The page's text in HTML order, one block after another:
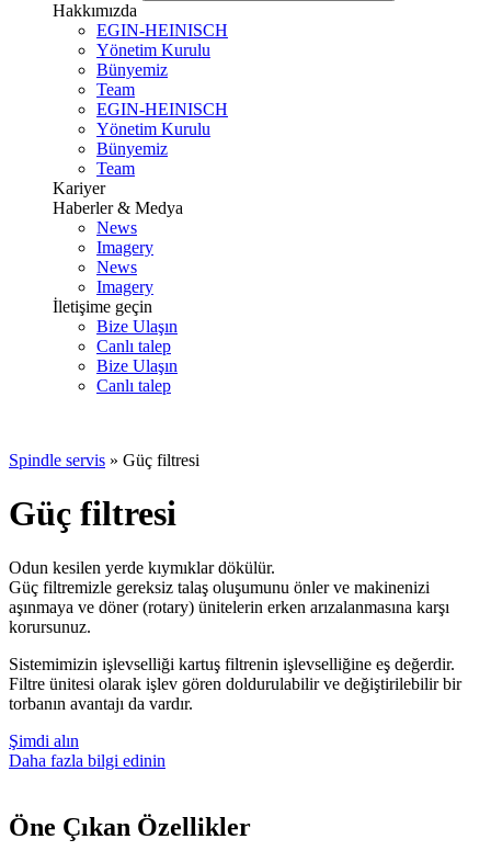
Hakkımızda
EGIN-HEINISCH
Yönetim Kurulu
Bünyemiz
Team
EGIN-HEINISCH
Yönetim Kurulu
Bünyemiz
Team
Kariyer
Haberler & Medya
News
Imagery
News
Imagery
İletişime geçin
Bize Ulaşın
Canlı talep
Bize Ulaşın
Canlı talep
Spindle servis » Güç filtresi
Güç filtresi
Odun kesilen yerde kıymıklar dökülür.
Güç filtremizle gereksiz talaş oluşumunu önler ve makinenizi
aşınmaya ve döner (rotary) ünitelerin erken arızalanmasına karşı
korursunuz.
Sistemimizin işlevselliği kartuş filtrenin işlevselliğine eş değerdir.
Filtre ünitesi olarak işlev gören doldurulabilir ve değiştirilebilir bir
torbanın avantajı da vardır.
Şimdi alın
Daha fazla bilgi edinin
Öne Çıkan Özellikler